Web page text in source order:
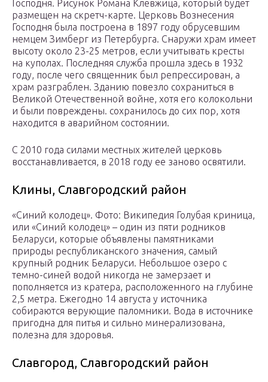
Господня. Рисунок Романа Клевжица, который будет
размещен на скретч-карте. Церковь Вознесения
Господня была построена в 1897 году обрусевшим
немцем Зимберг из Петербурга. Снаружи храм имеет
высоту около 23-25 метров, если учитывать кресты
на куполах. Последняя служба прошла здесь в 1932
году, после чего священник был репрессирован, а
храм разграблен. Зданию повезло сохраниться в
Великой Отечественной войне, хотя его колокольни
и были повреждены. сохранилось до сих пор, хотя
находится в аварийном состоянии.
С 2010 года силами местных жителей церковь
восстанавливается, в 2018 году ее заново освятили.
Клины, Славгородский район
«Синий колодец». Фото: Википедия Голубая криница,
или «Синий колодец» – один из пяти родников
Беларуси, которые объявлены памятниками
природы республиканского значения, самый
крупный родник Беларуси. Небольшое озеро с
темно-синей водой никогда не замерзает и
пополняется из кратера, расположенного на глубине
2,5 метра. Ежегодно 14 августа у источника
собираются верующие паломники. Вода в источнике
пригодна для питья и сильно минерализована,
полезна для здоровья.
Славгород, Славгородский район